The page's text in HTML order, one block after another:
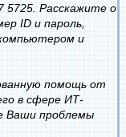
5725. Расскажите о
ID и пароль,
и
помощь от
в сфере ИТ-
Ваши проблемы